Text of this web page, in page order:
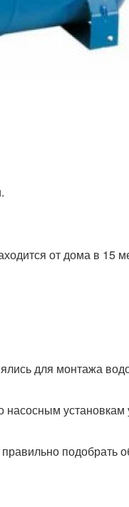
от дома в 15
для монтажа
установкам
подобрать